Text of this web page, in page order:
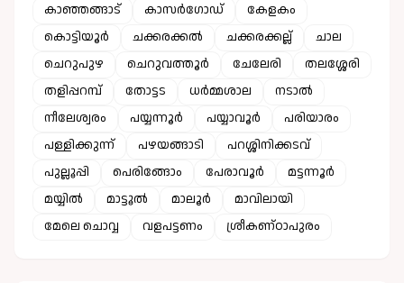
കാഞ്ഞങ്ങാട്
കാസർഗോഡ്
കേളകം
കൊട്ടിയൂർ
ചക്കരക്കൽ ചക്കരക്കല്ല്
ചാല
ചെറുപുഴ
ചെറുവത്തൂർ ചേലേരി
തലശ്ശേരി
തളിപ്പറമ്പ്
തോട്ടട ധർമ്മശാല
നടാൽ
നീലേശ്വരം
പയ്യന്നൂർ പയ്യാവൂർ
പരിയാരം
പള്ളിക്കുന്ന്
പഴയങ്ങാടി
പറശ്ശിനിക്കടവ്
പുല്ലൂപ്പി
പെരിങ്ങോം പേരാവൂർ
മട്ടന്നൂർ
മയ്യിൽ
മാട്ടൂൽ മാലൂർ
മാവിലായി
മേലെ ചൊവ്വ
വളപട്ടണം ശ്രീകണ്ഠാപുരം